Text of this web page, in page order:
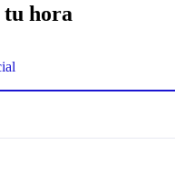
tu hora